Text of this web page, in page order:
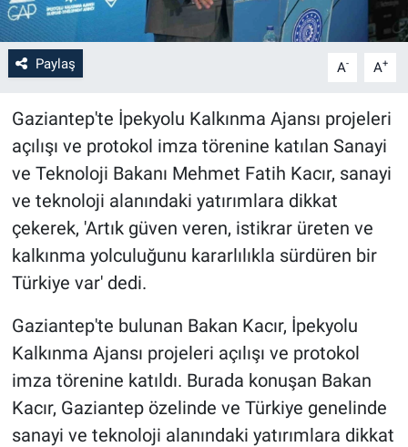
Paylaş A- A+
Gaziantep'te İpekyolu Kalkınma Ajansı projeleri
açılışı ve protokol imza törenine katılan Sanayi
ve Teknoloji Bakanı Mehmet Fatih Kacır, sanayi
ve teknoloji alanındaki yatırımlara dikkat
çekerek, 'Artık güven veren, istikrar üreten ve
kalkınma yolculuğunu kararlılıkla sürdüren bir
Türkiye var' dedi.
Gaziantep'te bulunan Bakan Kacır, İpekyolu
Kalkınma Ajansı projeleri açılışı ve protokol
imza törenine katıldı. Burada konuşan Bakan
Kacır, Gaziantep özelinde ve Türkiye genelinde
sanayi ve teknoloji alanındaki yatırımlara dikkat